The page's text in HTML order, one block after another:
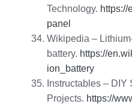
Technology. https://
panel
Wikipedia –
battery. https://
ion_battery
Instructables – DIY
Projects. https://